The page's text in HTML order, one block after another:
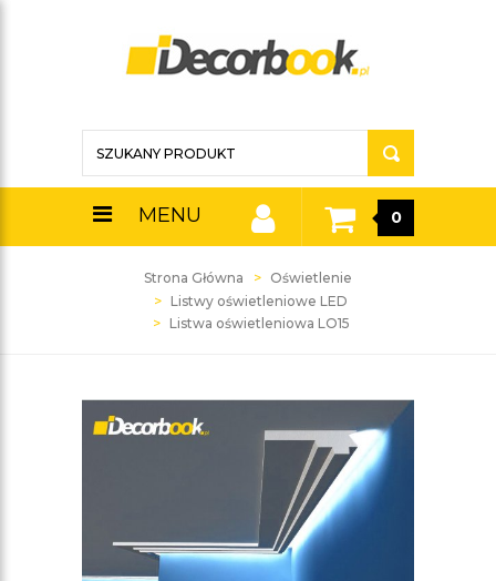
MENU 0
Strona Główna
Oświetlenie
Listwy oświetleniowe LED
Listwa oświetleniowa LO15